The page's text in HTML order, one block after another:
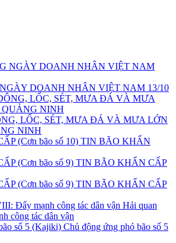
DOANH NHÂN VIỆT NAM 13/10
LỐC, SÉT, MƯA ĐÁ VÀ MƯA LỚN
NINH
TIN BÃO KHẨN
TIN BÃO KHẨN CẤP
TIN BÃO KHẨN CẤP
Hải quan
công tác dân vận
Chủ động ứng phó bão số 5